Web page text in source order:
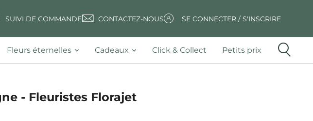
SUIVI DE COMMANDE CONTACTEZ-NOUS SE CONNECTER / S'INSCRIRE
Fleurs éternelles Cadeaux Click & Collect Petits prix
- Fleuristes Florajet